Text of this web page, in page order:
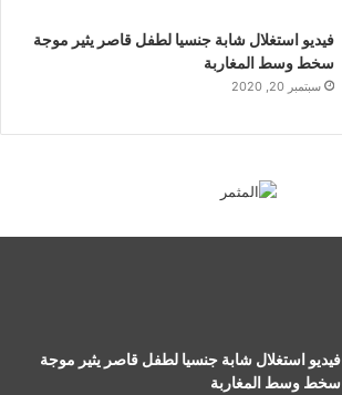
فيديو استغلال شابة جنسيا لطفل قاصر يثير موجة
سخط وسط المغاربة
سبتمبر 20, 2020
فيديو استغلال شابة جنسيا لطفل قاصر يثير موجة
سخط وسط المغاربة